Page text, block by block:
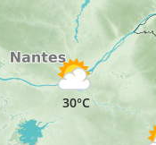
30°C